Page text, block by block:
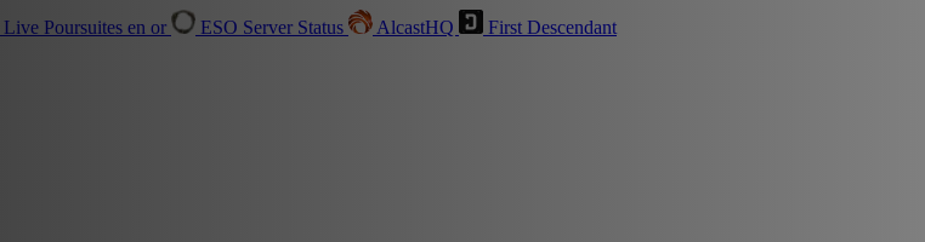
Live Poursuites en or ESO Server Status AlcastHQ
First Descendant